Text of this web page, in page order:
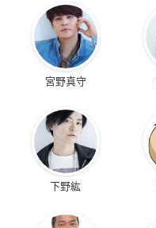
宮野真守
下野紘